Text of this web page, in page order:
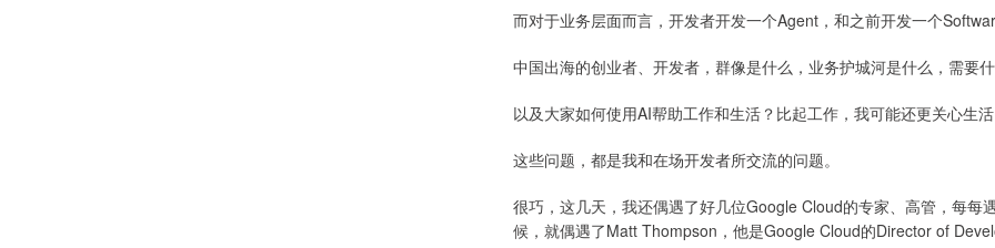
而对于业务层面而言，开发者开发一个Agent，和之前开发一个
中国出海的创业者、开发者，群像是什么，业务护城河是什么，需要
以及大家如何使用AI帮助工作和生活？比起工作，我可能还更关心生
这些问题，都是我和在场开发者所交流的问题。
很巧，这几天，我还偶遇了好几位Google Cloud的专家、高管，每
候，就偶遇了Matt Thompson，他是Google Cloud的Director of